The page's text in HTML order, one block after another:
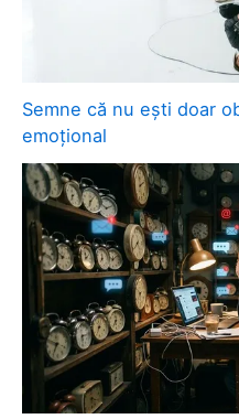
Semne că nu ești doar
emoțional